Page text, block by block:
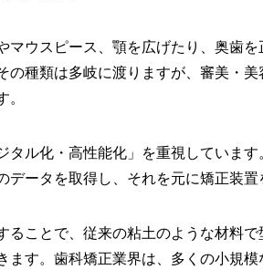
マウスピース、顎を広げたり、奥歯
の種類は多岐に渡りますが、審美・
。
タル化・高性能化」を重視していま
データを取得し、それを元に矯正装置
ることで、従来の粘土のような材料
ます。歯科矯正業界は、多くの小規